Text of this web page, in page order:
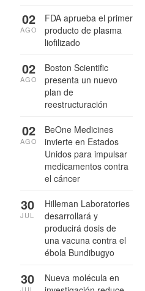
FDA aprueba el primer
producto de plasma
liofilizado
02
AGO
Boston Scientific
presenta un nuevo
plan de
reestructuración
02
AGO
BeOne Medicines
invierte en Estados
Unidos para impulsar
medicamentos contra
el cáncer
02
AGO
Hilleman Laboratories
desarrollará y
producirá dosis de
una vacuna contra el
ébola Bundibugyo
30
JUL
Nueva molécula en
30